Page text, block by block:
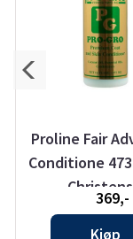
Proline Fair
Conditione
369,-
Kjøp